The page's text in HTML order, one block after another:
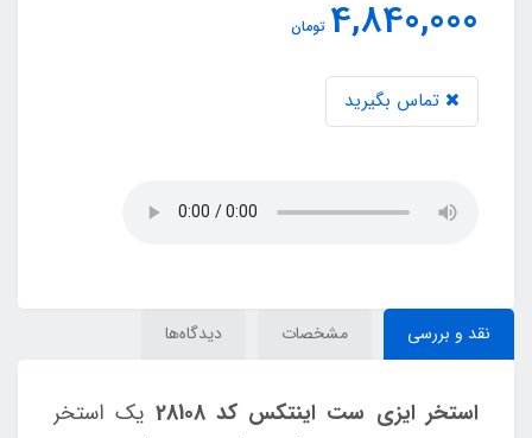
4,840,000 تومان
تماس بگیرید
نقد و بررسی مشخصات دیدگاه‌ها
استخر ایزی ست اینتکس کد 28108
یک استخر